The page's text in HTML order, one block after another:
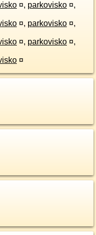
¤, parkovisko ¤,
¤, parkovisko ¤,
¤, parkovisko ¤,
¤